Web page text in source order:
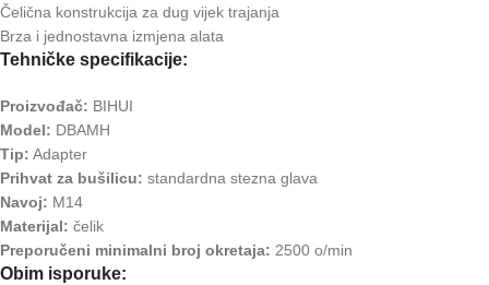
Čelična konstrukcija za dug vijek trajanja
Brza i jednostavna izmjena alata
Tehničke specifikacije:
Proizvođač: BIHUI
Model: DBAMH
Tip: Adapter
Prihvat za bušilicu: standardna stezna glava
Navoj: M14
Materijal: čelik
Preporučeni minimalni broj okretaja: 2500 o/min
Obim isporuke: